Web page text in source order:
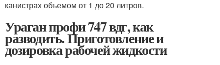
канистрах объемом от 1 до 20 литров.
Ураган профи 747 вдг, как
разводить. Приготовление и
дозировка рабочей жидкости